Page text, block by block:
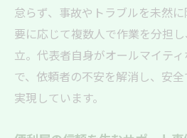
怠らず、事故やトラブルを未然
要に応じて複数人で作業を分担
立。代表者自身がオールマイテ
で、依頼者の不安を解消し、安
実現しています。